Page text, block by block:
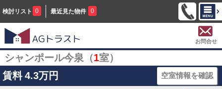
検討リスト 0 最近見た物件 0
お問合せ
シャンポール今泉（1室）
賃料 4.3万円 空室情報を確認